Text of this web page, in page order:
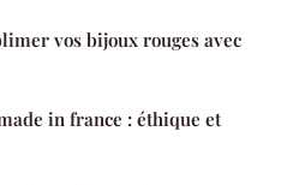
vos bijoux rouges avec
in france : éthique et